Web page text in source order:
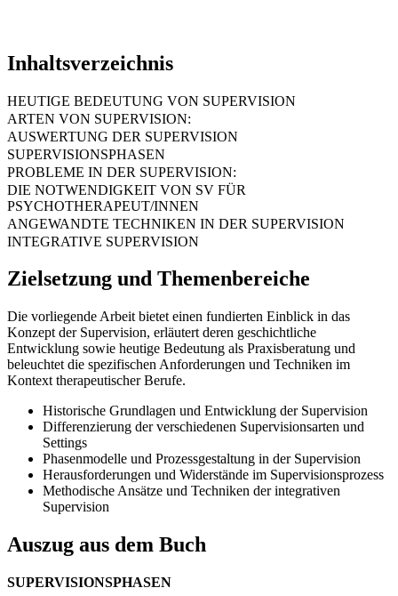
Inhaltsverzeichnis
HEUTIGE BEDEUTUNG VON SUPERVISION
ARTEN VON SUPERVISION:
AUSWERTUNG DER SUPERVISION
SUPERVISIONSPHASEN
PROBLEME IN DER SUPERVISION:
DIE NOTWENDIGKEIT VON SV FÜR
PSYCHOTHERAPEUT/INNEN
ANGEWANDTE TECHNIKEN IN DER SUPERVISION
INTEGRATIVE SUPERVISION
Zielsetzung und Themenbereiche
Die vorliegende Arbeit bietet einen fundierten Einblick in das
Konzept der Supervision, erläutert deren geschichtliche
Entwicklung sowie heutige Bedeutung als Praxisberatung und
beleuchtet die spezifischen Anforderungen und Techniken im
Kontext therapeutischer Berufe.
Historische Grundlagen und Entwicklung der Supervision
Differenzierung der verschiedenen Supervisionsarten und
Settings
Phasenmodelle und Prozessgestaltung in der Supervision
Herausforderungen und Widerstände im Supervisionsprozess
Methodische Ansätze und Techniken der integrativen
Supervision
Auszug aus dem Buch
SUPERVISIONSPHASEN